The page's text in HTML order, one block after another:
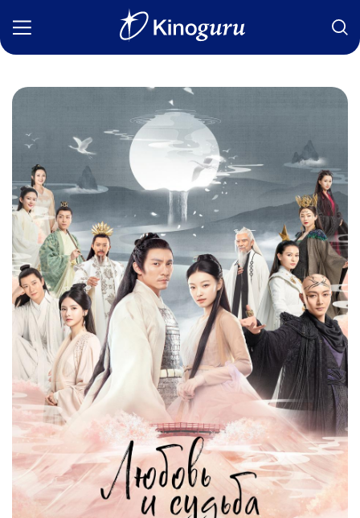
Статьи
Сериалы
Новости
Подборки
Рецензии
О нас
Авторы